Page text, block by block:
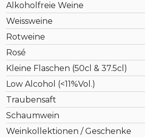
Alkoholfreie Weine
Weissweine
Rotweine
Rosé
Kleine Flaschen (50cl & 37.5cl)
Low Alcohol (<11%Vol.)
Traubensaft
Schaumwein
Weinkollektionen / Geschenke